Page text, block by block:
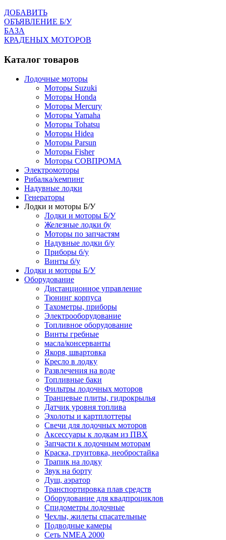
ДОБАВИТЬ
ОБЪЯВЛЕНИЕ Б/У
БАЗА
КРАДЕНЫХ МОТОРОВ
Каталог товаров
Лодочные моторы
Моторы Suzuki
Моторы Honda
Моторы Mercury
Моторы Yamaha
Моторы Tohatsu
Моторы Hidea
Моторы Parsun
Моторы Fisher
Моторы СОВПРОМА
Электромоторы
Рибалка/кемпинг
Надувные лодки
Генераторы
Лодки и моторы Б/У
Лодки и моторы Б/У
Железные лодки бу
Моторы по запчастям
Надувные лодки б/у
Приборы б/у
Винты б/у
Лодки и моторы Б/У
Оборудование
Дистанционное управление
Тюнинг корпуса
Тахометры, приборы
Электрооборудование
Топливное оборудование
Винты гребные
масла/консерванты
Якоря, швартовка
Кресло в лодку
Развлечения на воде
Топливные баки
Фильтры лодочных моторов
Транцевые плиты, гидрокрылья
Датчик уровня топлива
Эхолоты и картплоттеры
Cвечи для лодочных моторов
Аксессуары к лодкам из ПВХ
Запчасти к лодочным моторам
Краска, грунтовка, необростайка
Трапик на лодку
Звук на борту
Душ, аэратор
Транспортировка плав средств
Оборудование для квадпроциклов
Спидометры лодочные
Чехлы, жилеты спасательные
Подводные камеры
Сеть NMEA 2000